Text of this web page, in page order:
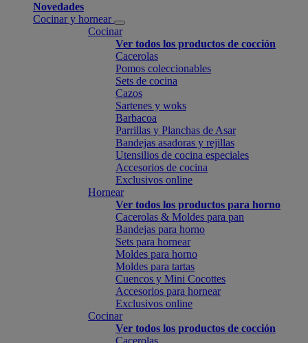
Novedades
Cocinar y hornear
Cocinar
Ver todos los productos de cocción
Cacerolas
Pomos coleccionables
Sets de cocina
Cazos
Sartenes y woks
Barbacoa
Parrillas y Planchas de Asar
Bandejas asadoras y rejillas
Utensilios de cocina especiales
Accesorios de cocina
Exclusivos online
Hornear
Ver todos los productos para horno
Cacerolas & Moldes para pan
Bandejas para horno
Sets para hornear
Moldes para horno
Moldes para tartas
Cuencos y Mini Cocottes
Accesorios para hornear
Exclusivos online
Cocinar
Ver todos los productos de cocción
Cacerolas